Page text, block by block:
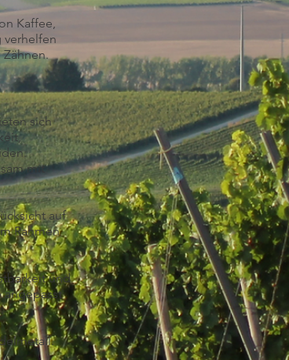
Kaffee,
sich
mit
auf
Rahmen
und
angepasst